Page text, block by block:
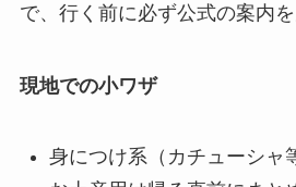
で、行く前に必ず公式の案内を
現地での小ワザ
身につけ系（カチューシャ